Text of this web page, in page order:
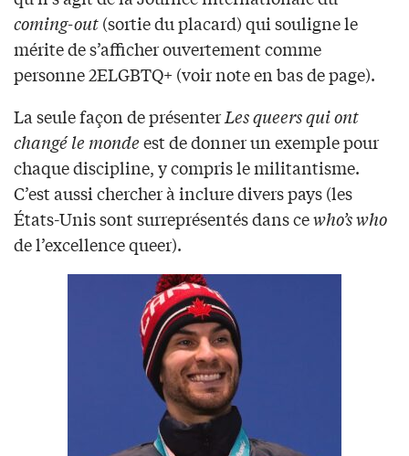
coming-out(sortie du placard) qui souligne le
mérite de s’afficher ouvertement comme
personne 2ELGBTQ+ (voir note en bas de page).
La seule façon de présenterLes queers qui ont
changé le mondeest de donner un exemple pour
chaque discipline, y compris le militantisme.
C’est aussi chercher à inclure divers pays (les
États-Unis sont surreprésentés dans cewho’s who
de l’excellence queer).